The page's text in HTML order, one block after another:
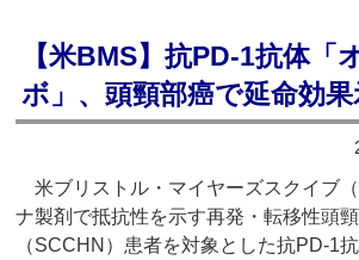
【米BMS】抗PD-1抗体「
ボ」、頭頸部癌で延命効
米ブリストル・マイヤーズスクイブ
ナ製剤で抵抗性を示す再発・転移性頭
（SCCHN）患者を対象とした抗PD-1